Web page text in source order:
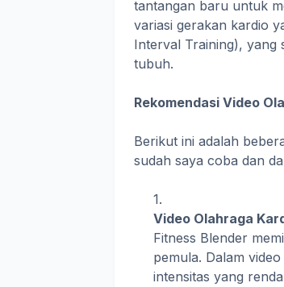
tantangan baru untuk
variasi gerakan kardio
Interval Training), yang
tubuh.
Rekomendasi Video
Berikut ini adalah
sudah saya coba dan
Video Olahraga
Fitness Blender
pemula. Dalam
intensitas yang